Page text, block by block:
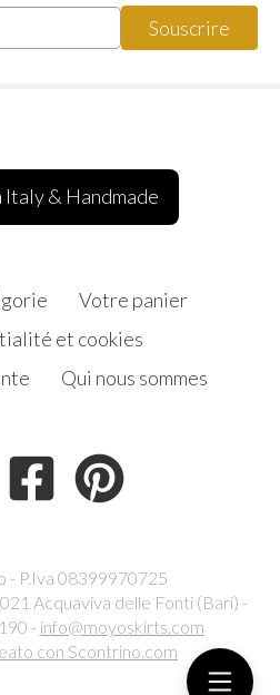
Italy & Handmade
Votre panier
et cookies
Qui nous sommes
- P.Iva 08399970725
Acquaviva delle Fonti (Bari) -
- info@moyoskirts.com
con Scontrino.com